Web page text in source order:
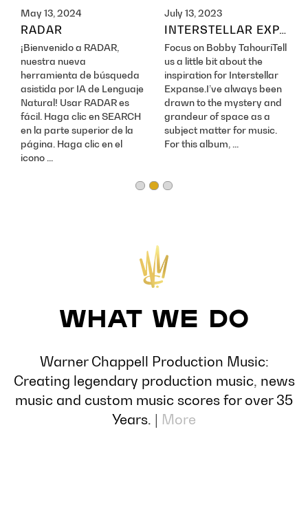
May 13, 2024
RADAR
¡Bienvenido a RADAR,
nuestra nueva
herramienta de búsqueda
asistida por IA de Lenguaje
Natural! Usar RADAR es
fácil. Haga clic en SEARCH
en la parte superior de la
página. Haga clic en el
icono ...
July 13, 2023
INTERSTELLAR EXPANSE
Focus on Bobby TahouriTell
us a little bit about the
inspiration for Interstellar
Expanse.I’ve always been
drawn to the mystery and
grandeur of space as a
subject matter for music.
For this album, ...
What We Do
Warner Chappell Production Music:
Creating legendary production music, news
music and custom music scores for over 35
Years. | More